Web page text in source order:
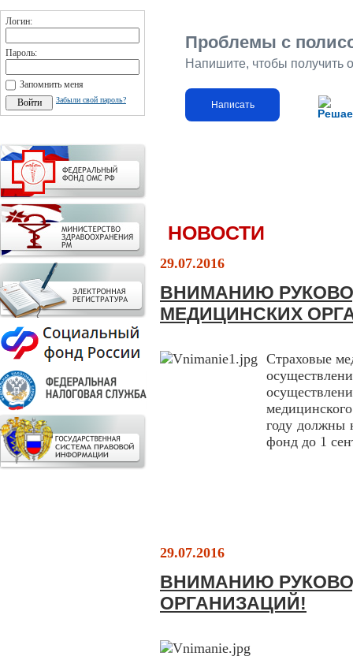
Логин:
Пароль:
Запомнить меня
Забыли свой пароль?
Проблемы с
Напишите, чтобы получить
Написать
НОВОСТИ
29.07.2016
ВНИМАНИЮ
МЕДИЦИНСКИХ
Страховые
году должны
фонд до 1
29.07.2016
ВНИМАНИЮ
ОРГАНИЗАЦИЙ!